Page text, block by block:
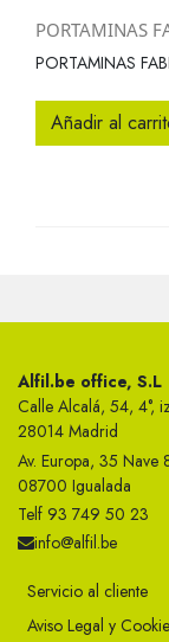
PORTAMINAS
PORTAMINAS
Añadir al
Alfil.be office, S.L
Calle Alcalá, 54, 4°,
28014 Madrid
Av. Europa, 35 Nave
08700 Igualada
Telf 93 749 50 23
info@alfil.be
Servicio al cliente
Aviso Legal y